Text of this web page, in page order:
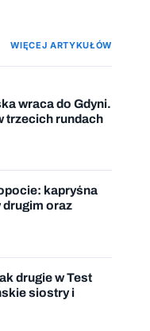
WIĘCEJ ARTYKUŁÓW
wraca do Gdyni.
trzecich rundach
kapryśna
drugim oraz
drugie w Test
siostry i